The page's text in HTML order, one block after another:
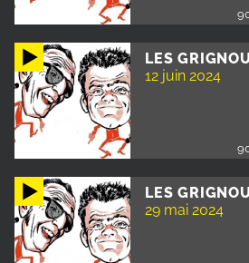
LES
12 juin 2024
LES
29 mai 2024